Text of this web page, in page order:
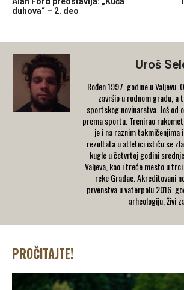
duhova“ – 2. deo
Uroš
Rođen 1997. godine u Valjevu.
završio u rodnom gradu, a
sportskog novinarstva. Još od
prema sportu. Trenirao
je i na raznim
rezultata u atletici ističu se
kugle u četvrtoj godini
Valjeva, kao i treće mesto u
reke Gradac. Akreditovani
prvenstva u vaterpolu 2016.
arheologiju, živi
PROČITAJTE!